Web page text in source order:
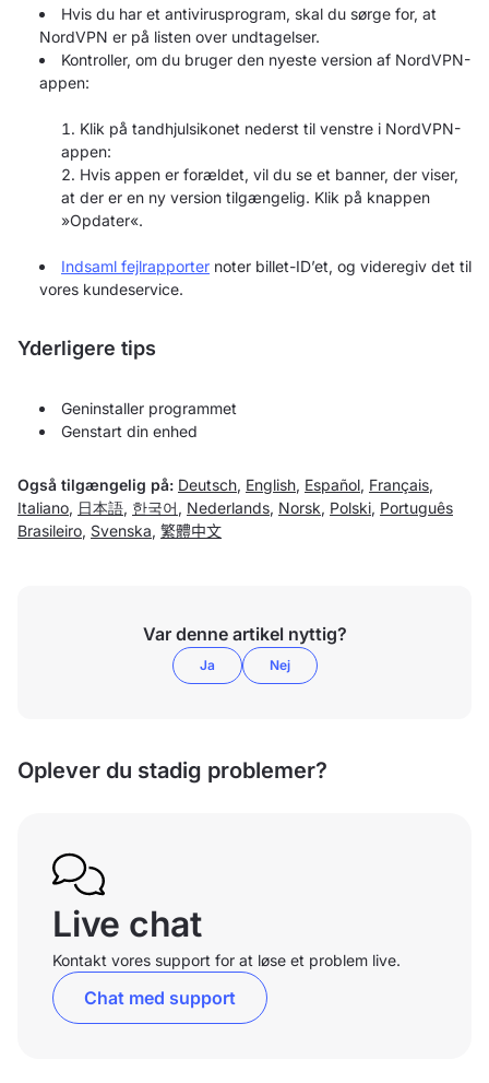
Hvis du har et antivirusprogram, skal du sørge for, at
NordVPN er på listen over undtagelser.
Kontroller, om du bruger den nyeste version af NordVPN-
appen:
Klik på tandhjulsikonet nederst til venstre i NordVPN-
appen:
Hvis appen er forældet, vil du se et banner, der viser,
at der er en ny version tilgængelig. Klik på knappen
»Opdater«.
Indsaml fejlrapporter noter billet-ID’et, og videregiv det til
vores kundeservice.
Yderligere tips
Geninstaller programmet
Genstart din enhed
Også tilgængelig på: Deutsch, English, Español, Français,
Italiano, 日本語, 한국어 , Nederlands, Norsk, Polski, Português
Brasileiro, Svenska, 繁體中文
Var denne artikel nyttig?
Ja Nej
Oplever du stadig problemer?
Live chat
Kontakt vores support for at løse et problem live.
Chat med support